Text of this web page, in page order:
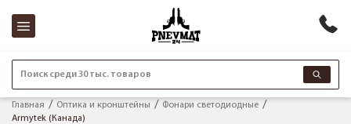
Поиск среди 30 тыс. товаров
Главная Оптика и кронштейны
Фонари светодиодные
Armytek (Канада)